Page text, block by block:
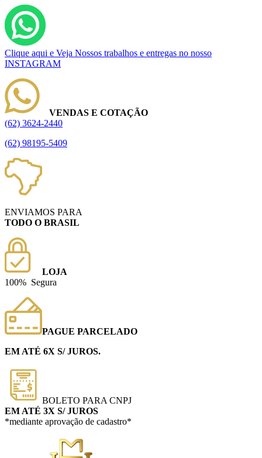
Clique aqui e Veja Nossos trabalhos e entregas no nosso
INSTAGRAM
VENDAS E COTAÇÃO
(62) 3624-2440
(62) 98195-5409
ENVIAMOS PARA
TODO O BRASIL
LOJA
100% Segura
PAGUE PARCELADO
EM ATÉ 6X S/ JUROS.
BOLETO PARA CNPJ
EM ATÉ 3X S/ JUROS
*mediante aprovação de cadastro*